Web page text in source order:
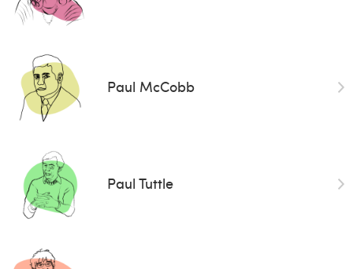
Paul McCobb
Paul Tuttle